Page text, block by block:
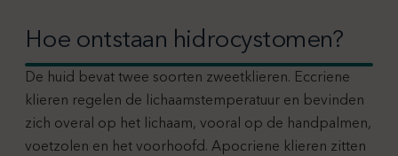
Hoe ontstaan hidrocystomen?
De huid bevat twee soorten zweetklieren. Eccriene
klieren regelen de lichaamstemperatuur en bevinden
zich overal op het lichaam, vooral op de handpalmen,
voetzolen en het voorhoofd. Apocriene klieren zitten